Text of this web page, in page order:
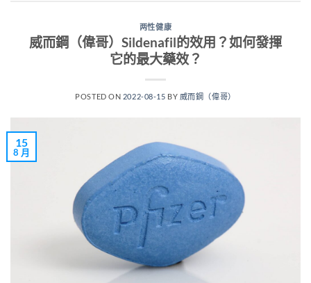
两性健康
威而鋼（偉哥）Sildenafil的效用？如何發揮
它的最大藥效？
POSTED ON 2022-08-15 BY 威而鋼（偉哥）
15
8 月